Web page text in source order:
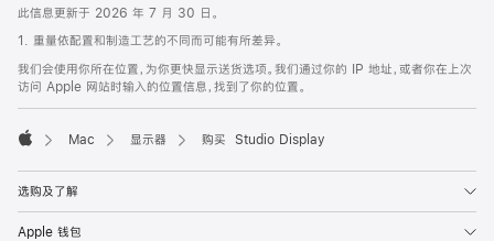
此信息更新于 2026 年 7 月 30 日。
1. 重量依配置和制造工艺的不同而可能有所差异。
我们会使用你所在位置，为你更快显示送货选项。我们通过你的 IP 地址，或者你在上次
访问 Apple 网站时输入的位置信息，找到了你的位置。
Mac 显示器 购买 Studio Display
选购及了解
Apple 钱包